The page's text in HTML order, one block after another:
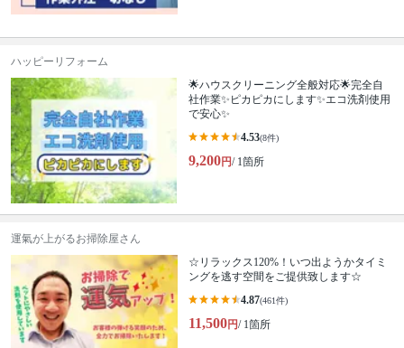
ハッピーリフォーム
🌟ハウスクリーニング全般対応🌟完全自
社作業✨️ピカピカにします✨️エコ洗剤使用
で安心✨
4.53(8件)
9,200円/ 1箇所
運氣が上がるお掃除屋さん
☆リラックス120%！いつ出ようかタイミ
ングを逃す空間をご提供致します☆
4.87(461件)
11,500円/ 1箇所